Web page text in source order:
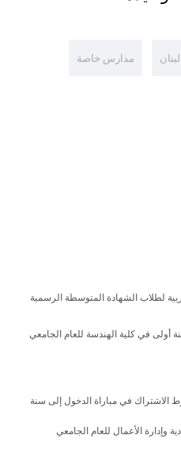
لبنان مدارس خاصة
لطلاب الشهادة المتوسطة الرسمية
أولى في كلية الهندسة للعام الجامعي
الاشتراك في مباراة الدخول إلى سنة
وإدارة الأعمال للعام الجامعي